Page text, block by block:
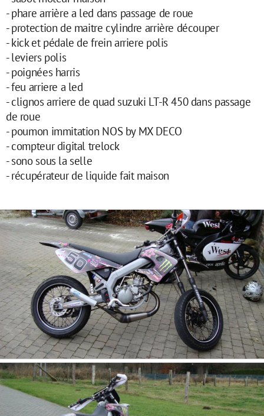
- phare arrière a led dans passage de roue
- protection de maitre cylindre arrière découper
- kick et pédale de frein arriere polis
- leviers polis
- poignées harris
- feu arriere a led
- clignos arriere de quad suzuki LT-R 450 dans passage
de roue
- poumon immitation NOS by MX DECO
- compteur digital trelock
- sono sous la selle
- récupérateur de liquide fait maison